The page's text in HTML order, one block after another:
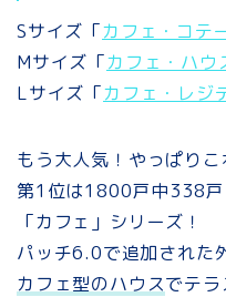
Sサイズ「カフェ・コテ
Mサイズ「カフェ・ハウ
Lサイズ「カフェ・レジ
もう大人気！やっぱりこ
第1位は1800戸中338
「カフェ」シリーズ！
パッチ6.0で追加された
カフェ型のハウスでテラ